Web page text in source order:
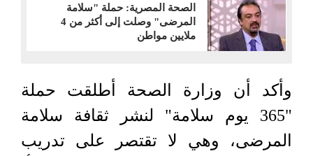
الصحة المصرية: حملة "سلامة
المرضى" وصلت إلى أكثر من 4
ملايين مواطن
وأكد أن وزارة الصحة أطلقت حملة
"365 يوم سلامة" لنشر ثقافة سلامة
المرضى، وهي لا تقتصر على تدريب